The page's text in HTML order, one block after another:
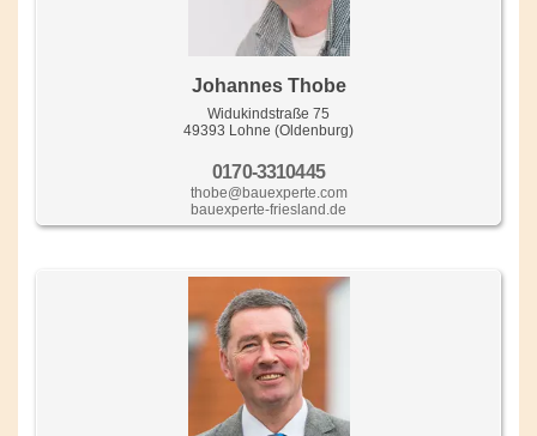
Johannes Thobe
Widukindstraße 75
49393 Lohne (Oldenburg)
0170-3310445
thobe@bauexperte.com
bauexperte-friesland.de